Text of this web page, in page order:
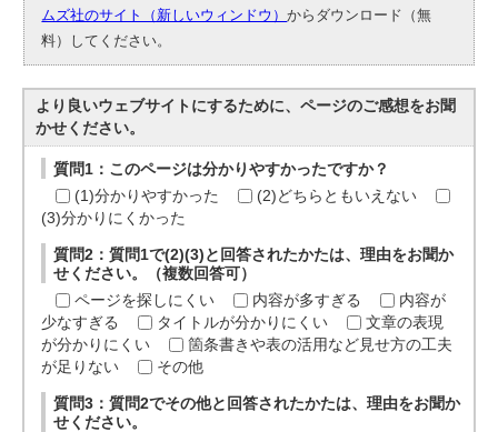
ムズ社のサイト（新しいウィンドウ）からダウンロード（無
料）してください。
より良いウェブサイトにするために、ページのご感想をお聞
かせください。
質問1：このページは分かりやすかったですか？
(1)分かりやすかった
(2)どちらともいえない
(3)分かりにくかった
質問2：質問1で(2)(3)と回答されたかたは、理由をお聞か
せください。（複数回答可）
ページを探しにくい
内容が多すぎる
内容が
少なすぎる
タイトルが分かりにくい
文章の表現
が分かりにくい
箇条書きや表の活用など見せ方の工夫
が足りない
その他
質問3：質問2でその他と回答されたかたは、理由をお聞か
せください。